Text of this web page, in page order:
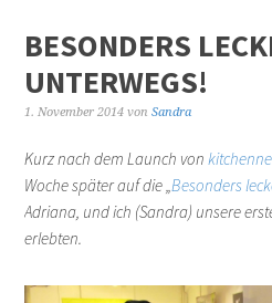
BESONDERS
UNTERWEGS!
1. November 2014 vonSandra
Kurz nach dem Launch von
Woche später auf die „Besonders
Adriana, und ich (Sandra) unsere
erlebten.